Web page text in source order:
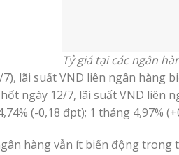
Tỷ giá tại các ngân
lãi suất VND liên ngân hàng
ngày 12/7, lãi suất VND liên
(-0,18 đpt); 1 tháng 4,97%
hàng vẫn ít biến động trong